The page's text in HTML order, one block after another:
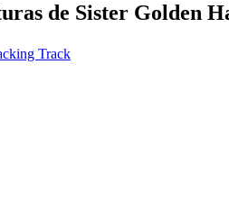
de Sister Golden
Track